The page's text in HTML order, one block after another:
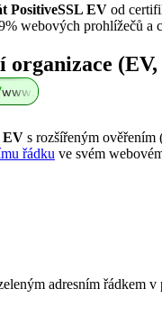
PositiveSSL EV od
webových prohlížečů
organizace
EV s rozšířeným
řádku ve svém
adresním řádkem